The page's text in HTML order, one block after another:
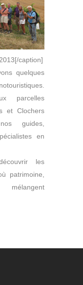
caption]
quelques
parcelles
et Clochers
guides,
en
les
patrimoine,